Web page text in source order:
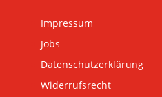
Impressum
Jobs
Datenschutzerklärung
Widerrufsrecht